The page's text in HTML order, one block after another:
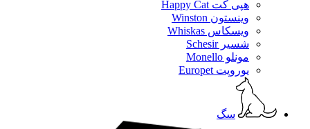
هپی کت Happy Cat
وینستون Winston
ویسکاس Whiskas
شسیر Schesir
مونلو Monello
یوروپت Europet
سگ